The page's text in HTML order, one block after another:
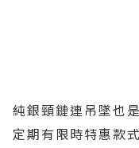
純銀頸鏈連吊墜也是
定期有限時特惠款